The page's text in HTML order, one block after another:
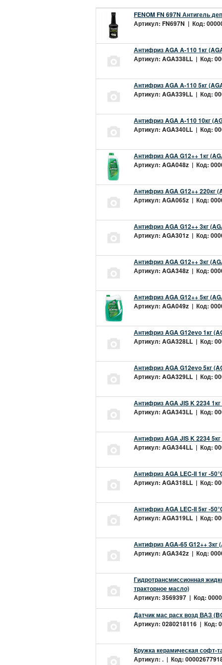
FENOM FN 697N Антигель
Артикул: FN697N | Код:
Антифриз AGA A-110 1кг
Артикул: AGA338LL | Код:
Антифриз AGA A-110 5кг
Артикул: AGA339LL | Код:
Антифриз AGA A-110 10кг
Артикул: AGA340LL | Код:
Антифриз AGA G12++ 1кг
Артикул: AGA048z | Код:
Антифриз AGA G12++ 220кг
Артикул: AGA065z | Код:
Антифриз AGA G12++ 3кг
Артикул: AGA301z | Код:
Антифриз AGA G12++ 3кг
Артикул: AGA348z | Код:
Антифриз AGA G12++ 5кг
Артикул: AGA049z | Код:
Антифриз AGA G12evo 1кг
Артикул: AGA328LL | Код:
Антифриз AGA G12evo 5кг
Артикул: AGA329LL | Код:
Антифриз AGA JIS K 2234
Артикул: AGA343LL | Код:
Антифриз AGA JIS K 2234
Артикул: AGA344LL | Код:
Антифриз AGA LEC-II 1кг -
Артикул: AGA318LL | Код:
Антифриз AGA LEC-II 5кг -
Артикул: AGA319LL | Код:
Антифриз AGA-65 G12++ 3кг
Артикул: AGA342z | Код:
Гидротрансмиссионная
тракторное масло)
Артикул: 3569397 | Код:
Датчик мас расх возд ВАЗ
Артикул: 0280218116 | Код:
Кружка керамическая софт-
Артикул: . | Код: